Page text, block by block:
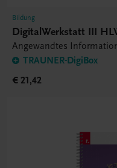
Bildung
DigitalWerkstatt III
Angewandtes
TRAUNER-DigiBox
€ 21,42